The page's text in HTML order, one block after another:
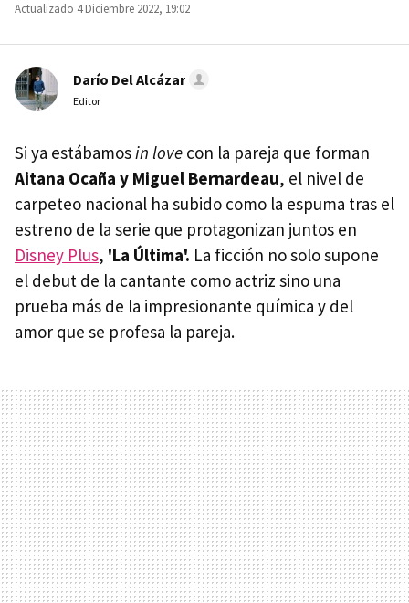
Actualizado 4 Diciembre 2022, 19:02
Darío Del Alcázar
Editor
Si ya estábamosin love con la pareja que forman
Aitana Ocaña y Miguel Bernardeau, el nivel de
carpeteo nacional ha subido como la espuma tras el
estreno de la serie que protagonizan juntos en
Disney Plus, 'La Última'. La ficción no solo supone
el debut de la cantante como actriz sino una
prueba más de la impresionante química y del
amor que se profesa la pareja.